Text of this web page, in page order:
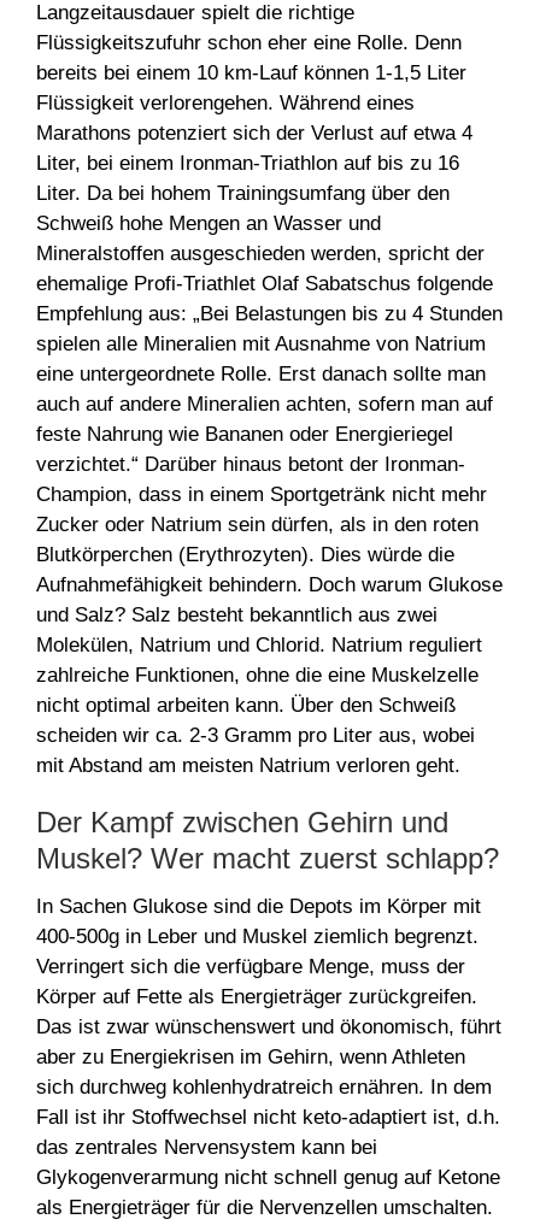
Langzeitausdauer spielt die richtige
Flüssigkeitszufuhr schon eher eine Rolle. Denn
bereits bei einem 10 km-Lauf können 1-1,5 Liter
Flüssigkeit verlorengehen. Während eines
Marathons potenziert sich der Verlust auf etwa 4
Liter, bei einem Ironman-Triathlon auf bis zu 16
Liter. Da bei hohem Trainingsumfang über den
Schweiß hohe Mengen an Wasser und
Mineralstoffen ausgeschieden werden, spricht der
ehemalige Profi-Triathlet Olaf Sabatschus folgende
Empfehlung aus: „Bei Belastungen bis zu 4 Stunden
spielen alle Mineralien mit Ausnahme von Natrium
eine untergeordnete Rolle. Erst danach sollte man
auch auf andere Mineralien achten, sofern man auf
feste Nahrung wie Bananen oder Energieriegel
verzichtet.“ Darüber hinaus betont der Ironman-
Champion, dass in einem Sportgetränk nicht mehr
Zucker oder Natrium sein dürfen, als in den roten
Blutkörperchen (Erythrozyten). Dies würde die
Aufnahmefähigkeit behindern. Doch warum Glukose
und Salz? Salz besteht bekanntlich aus zwei
Molekülen, Natrium und Chlorid. Natrium reguliert
zahlreiche Funktionen, ohne die eine Muskelzelle
nicht optimal arbeiten kann. Über den Schweiß
scheiden wir ca. 2-3 Gramm pro Liter aus, wobei
mit Abstand am meisten Natrium verloren geht.
Der Kampf zwischen Gehirn und
Muskel? Wer macht zuerst schlapp?
In Sachen Glukose sind die Depots im Körper mit
400-500g in Leber und Muskel ziemlich begrenzt.
Verringert sich die verfügbare Menge, muss der
Körper auf Fette als Energieträger zurückgreifen.
Das ist zwar wünschenswert und ökonomisch, führt
aber zu Energiekrisen im Gehirn, wenn Athleten
sich durchweg kohlenhydratreich ernähren. In dem
Fall ist ihr Stoffwechsel nicht keto-adaptiert ist, d.h.
das zentrales Nervensystem kann bei
Glykogenverarmung nicht schnell genug auf Ketone
als Energieträger für die Nervenzellen umschalten.